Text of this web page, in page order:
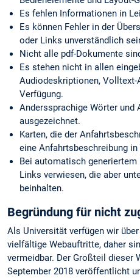
Es fehlen Informationen in
Es können Fehler in der
oder Links unverständlich
Nicht alle pdf-Dokumente
Es stehen nicht in allen
Audiodeskriptionen,
Verfügung.
Anderssprachige Wörter und
ausgezeichnet.
Karten, die der
eine Anfahrtsbeschreibung
Bei automatisch
Links verwiesen, die aber
beinhalten.
Begründung für nicht
Als Universität verfügen wir
vielfältige Webauftritte, daher
vermeidbar. Der Großteil dieser
September 2018 veröffentlicht